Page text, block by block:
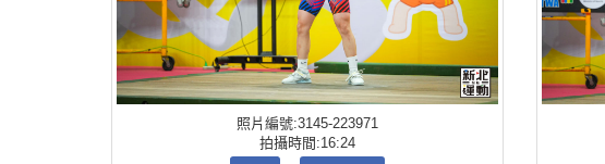
照片編號:3145-223971
拍攝時間:16:24